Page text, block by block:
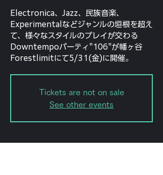
Electronica、Jazz、民族音楽、
Experimentalなどジャンルの垣根を超え
て、様々なスタイルのプレイが交わる
Downtempoパーティ"106"が幡ヶ谷
Forestlimitにて5/31(金)に開催。
Tickets are not on sale
See other events